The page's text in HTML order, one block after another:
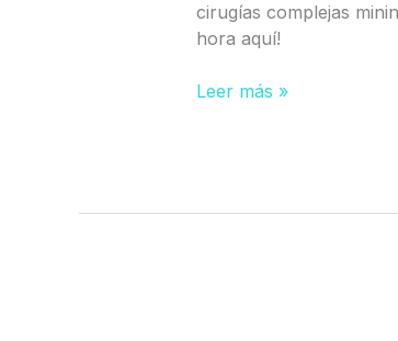
cirugías complejas
hora aquí!
Leer más »